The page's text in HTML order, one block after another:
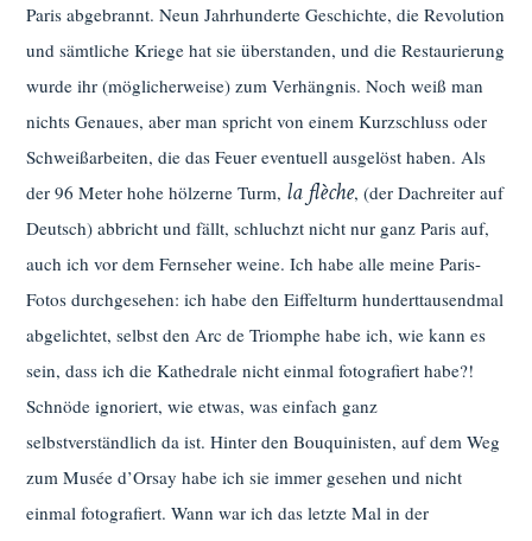
Paris abgebrannt. Neun Jahrhunderte Geschichte, die Revolution
und sämtliche Kriege hat sie überstanden, und die Restaurierung
wurde ihr (möglicherweise) zum Verhängnis. Noch weiß man
nichts Genaues, aber man spricht von einem Kurzschluss oder
Schweißarbeiten, die das Feuer eventuell ausgelöst haben. Als
der 96 Meter hohe hölzerne Turm, la flèche, (der Dachreiter auf
Deutsch) abbricht und fällt, schluchzt nicht nur ganz Paris auf,
auch ich vor dem Fernseher weine. Ich habe alle meine Paris-
Fotos durchgesehen: ich habe den Eiffelturm hunderttausendmal
abgelichtet, selbst den Arc de Triomphe habe ich, wie kann es
sein, dass ich die Kathedrale nicht einmal fotografiert habe?!
Schnöde ignoriert, wie etwas, was einfach ganz
selbstverständlich da ist. Hinter den Bouquinisten, auf dem Weg
zum Musée d’Orsay habe ich sie immer gesehen und nicht
einmal fotografiert. Wann war ich das letzte Mal in der